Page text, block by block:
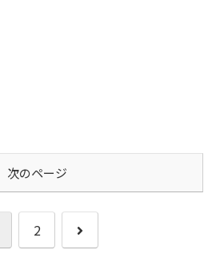
次のページ
2
次